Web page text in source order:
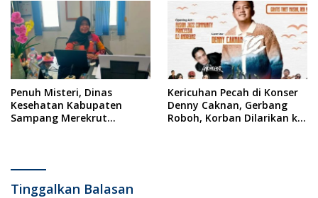
Sampang Angkat Bicara
Penuh Misteri, Dinas
Kesehatan Kabupaten
Sampang Merekrut
Kericuhan Pecah di Konser
Denny Caknan, Gerbang
Roboh, Korban Dilarikan ke
Tinggalkan Balasan